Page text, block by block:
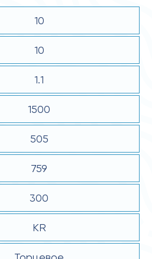
10
10
1.1
1500
505
759
300
KR